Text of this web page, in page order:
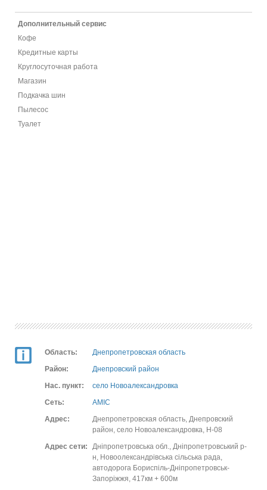
Дополнительный сервис
Кофе
Кредитные карты
Круглосуточная работа
Магазин
Подкачка шин
Пылесос
Туалет
Область:
Днепропетровская область
Район:
Днепровский район
Нас. пункт:
село Новоалександровка
Сеть:
AMIC
Адрес:
Днепропетровская область, Днепровский
район, село Новоалександровка, Н-08
Адрес сети:
Дніпропетровська обл., Дніпропетровський р-
н, Новоолександрівська сільська рада,
автодорога Бориспіль-Дніпропетровськ-
Запоріжжя, 417км + 600м